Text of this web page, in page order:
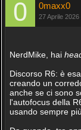
0maxx0
27 Aprile
NerdMike, hai
Discorso R6: è
creando un
anche se ci sono
l'autofocus della
usando sempre